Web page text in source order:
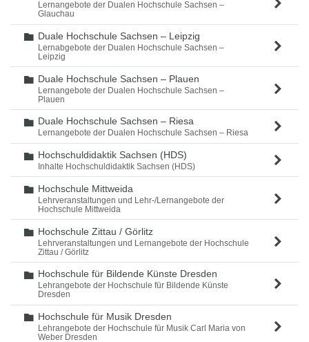
Lernangebote der Dualen Hochschule Sachsen –
Glauchau
Ordner
Duale Hochschule Sachsen – Leipzig
Lernabgebote der Dualen Hochschule Sachsen –
Leipzig
Ordner
Duale Hochschule Sachsen – Plauen
Lernangebote der Dualen Hochschule Sachsen –
Plauen
Ordner
Duale Hochschule Sachsen – Riesa
Lernangebote der Dualen Hochschule Sachsen – Riesa
Ordner
Hochschuldidaktik Sachsen (HDS)
Inhalte Hochschuldidaktik Sachsen (HDS)
Ordner
Hochschule Mittweida
Lehrveranstaltungen und Lehr-/Lernangebote der
Hochschule Mittweida
Ordner
Hochschule Zittau / Görlitz
Lehrveranstaltungen und Lernangebote der Hochschule
Zittau / Görlitz
Ordner
Hochschule für Bildende Künste Dresden
Lehrangebote der Hochschule für Bildende Künste
Dresden
Ordner
Hochschule für Musik Dresden
Lehrangebote der Hochschule für Musik Carl Maria von
Weber Dresden